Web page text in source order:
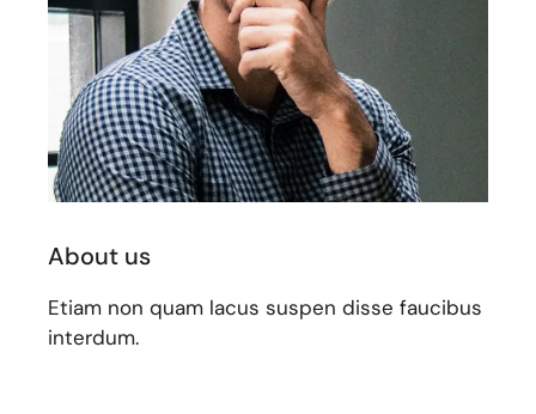
About us
Etiam non quam lacus suspen disse faucibus
interdum.